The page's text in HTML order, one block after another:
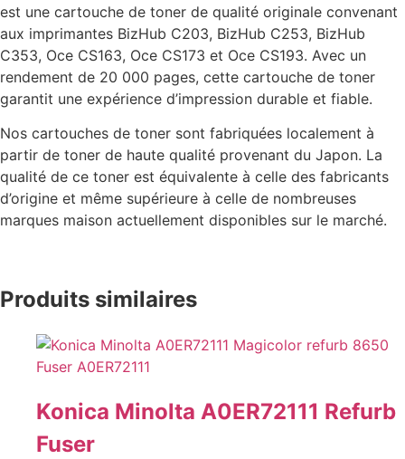
est une cartouche de toner de qualité originale convenant
aux imprimantes BizHub C203, BizHub C253, BizHub
C353, Oce CS163, Oce CS173 et Oce CS193. Avec un
rendement de 20 000 pages, cette cartouche de toner
garantit une expérience d’impression durable et fiable.
Nos cartouches de toner sont fabriquées localement à
partir de toner de haute qualité provenant du Japon. La
qualité de ce toner est équivalente à celle des fabricants
d’origine et même supérieure à celle de nombreuses
marques maison actuellement disponibles sur le marché.
Produits similaires
Konica Minolta A0ER72111 Refurb
Fuser